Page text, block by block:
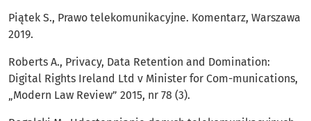
Piątek S., Prawo telekomunikacyjne. Komentarz, Warszawa
2019.
Roberts A., Privacy, Data Retention and Domination:
Digital Rights Ireland Ltd v Minister for Com-munications,
„Modern Law Review” 2015, nr 78 (3).